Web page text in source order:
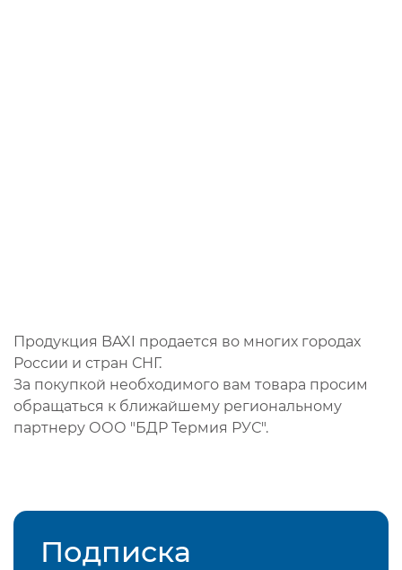
Продукция BAXI продается во многих городах
России и стран СНГ.
За покупкой необходимого вам товара просим
обращаться к ближайшему региональному
партнеру ООО "БДР Термия РУС".
Подписка